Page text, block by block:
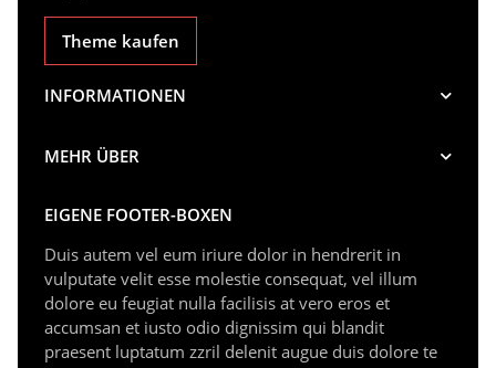
Theme kaufen
INFORMATIONEN
MEHR ÜBER
EIGENE FOOTER-BOXEN
Duis autem vel eum iriure dolor in hendrerit in
vulputate velit esse molestie consequat, vel illum
dolore eu feugiat nulla facilisis at vero eros et
accumsan et iusto odio dignissim qui blandit
praesent luptatum zzril delenit augue duis dolore te